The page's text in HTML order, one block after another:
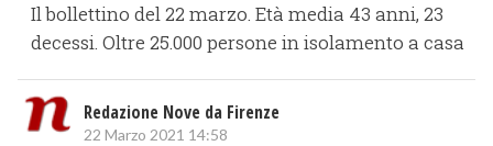
Il bollettino del 22 marzo. Età media 43 anni, 23
decessi. Oltre 25.000 persone in isolamento a casa
Redazione Nove da Firenze
22 Marzo 2021 14:58